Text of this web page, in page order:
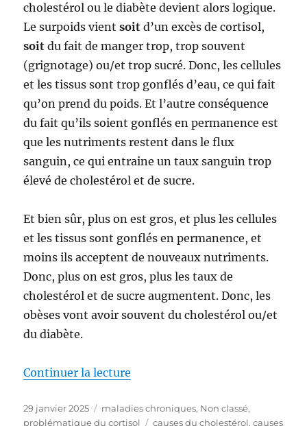
cholestérol ou le diabète devient alors logique.
Le surpoids vientsoit d’un excès de cortisol,
soit du fait de manger trop, trop souvent
(grignotage) ou/et trop sucré. Donc, les cellules
et les tissus sont trop gonflés d’eau, ce qui fait
qu’on prend du poids. Et l’autre conséquence
du fait qu’ils soient gonflés en permanence est
que les nutriments restent dans le flux
sanguin, ce qui entraine un taux sanguin trop
élevé de cholestérol et de sucre.
Et bien sûr, plus on est gros, et plus les cellules
et les tissus sont gonflés en permanence, et
moins ils acceptent de nouveaux nutriments.
Donc, plus on est gros, plus les taux de
cholestérol et de sucre augmentent. Donc, les
obèses vont avoir souvent du cholestérol ou/et
du diabète.
Continuer la lecture
Publié
le
29 janvier 2025 Catégories
maladies chroniques, Non classé,
problématique du cortisol
Étiquettes
causes du cholestérol,causes